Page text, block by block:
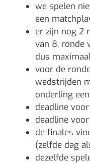
we spelen
een
er zijn nog 2
van 8, ronde
dus
voor de
wedstrijden
onderling
deadline
deadline
de finales
(zelfde dag
dezelfde